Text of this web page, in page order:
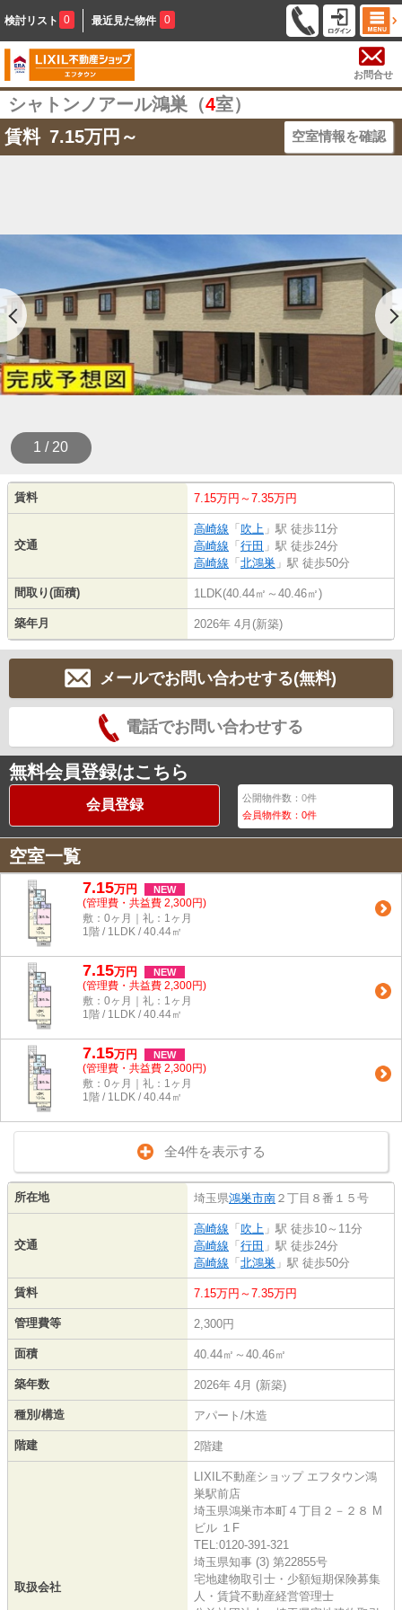
検討リスト 0 最近見た物件 0
お問合せ
シャトンノアール鴻巣（4室）
賃料 7.15万円～ 空室情報を確認
1 / 20
賃料 7.15万円～7.35万円
交通
高崎線 「 吹上 」駅 徒歩11分
高崎線 「 行田 」駅 徒歩24分
高崎線 「 北鴻巣 」駅 徒歩50分
間取り(面積) 1LDK(40.44㎡～40.46㎡)
築年月 2026年 4月(新築)
メールでお問い合わせする(無料)
電話でお問い合わせする
無料会員登録はこちら
会員登録 公開物件数：0件
会員物件数：0件
空室一覧
7.15万円 NEW
(管理費・共益費 2,300円)
敷：0ヶ月｜礼：1ヶ月
1階 / 1LDK / 40.44㎡
7.15万円 NEW
(管理費・共益費 2,300円)
敷：0ヶ月｜礼：1ヶ月
1階 / 1LDK / 40.44㎡
7.15万円 NEW
(管理費・共益費 2,300円)
敷：0ヶ月｜礼：1ヶ月
1階 / 1LDK / 40.44㎡
全4件を表示する
所在地 埼玉県鴻巣市南 ２丁目８番１５号
交通
高崎線 「 吹上 」駅 徒歩10～11分
高崎線 「 行田 」駅 徒歩24分
高崎線 「 北鴻巣 」駅 徒歩50分
賃料 7.15万円～7.35万円
管理費等 2,300円
面積 40.44㎡～40.46㎡
築年数 2026年 4月 (新築)
種別/構造 アパート/木造
階建 2階建
取扱会社
LIXIL不動産ショップ エフタウン鴻
巣駅前店
埼玉県鴻巣市本町４丁目２－２８ M
ビル １F
TEL:0120-391-321
埼玉県知事 (3) 第22855号
宅地建物取引士・少額短期保険募集
人・賃貸不動産経営管理士